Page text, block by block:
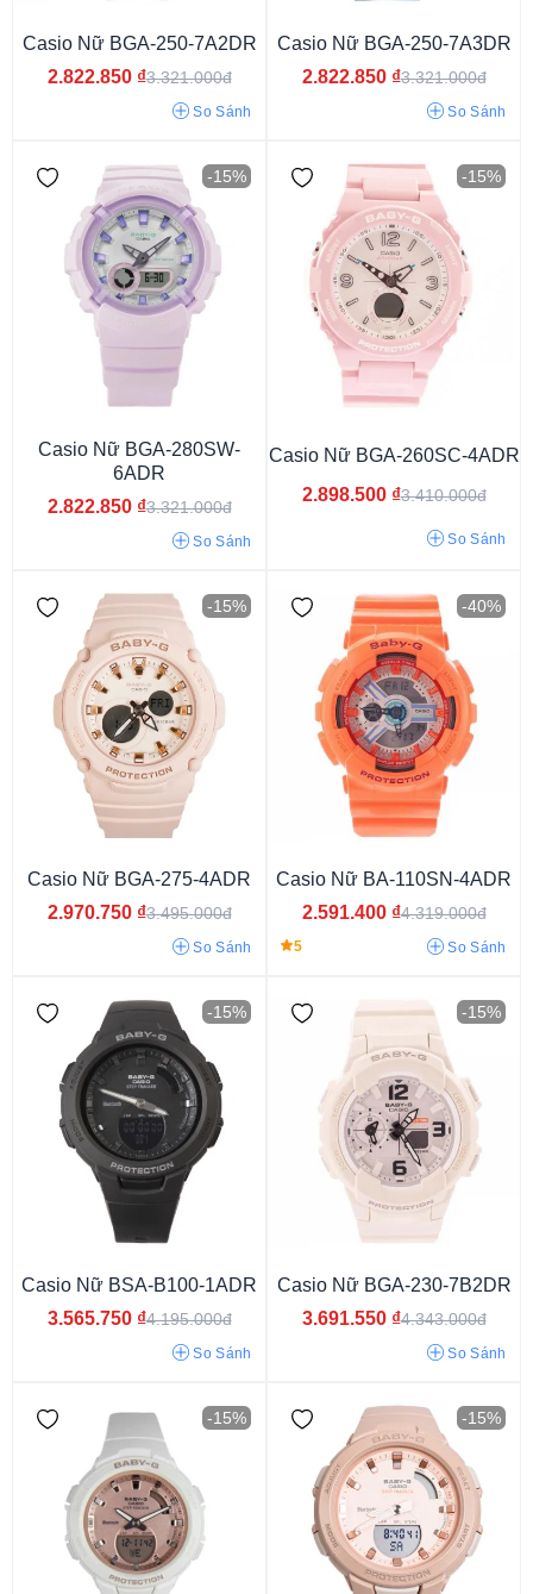
Casio Baby-G
10atm 20atm
Kim (Analog) Điện tử (Digital) Kim - điện tử
Năng lượng ánh sáng
Casio Nữ BGA-250-7A2DR
2.822.850 ₫3.321.000đ
So Sánh
Casio Nữ BGA-250-7A3DR
2.822.850 ₫3.321.000đ
So Sánh
-15%
Casio Nữ BGA-280SW-
6ADR
2.822.850 ₫3.321.000đ
So Sánh
-15%
Casio Nữ BGA-260SC-4ADR
2.898.500 ₫3.410.000đ
So Sánh
-15%
Casio Nữ BGA-275-4ADR
2.970.750 ₫3.495.000đ
So Sánh
-40%
Casio Nữ BA-110SN-4ADR
2.591.400 ₫4.319.000đ
5 So Sánh
-15%
Casio Nữ BSA-B100-1ADR
3.565.750 ₫4.195.000đ
So Sánh
-15%
Casio Nữ BGA-230-7B2DR
3.691.550 ₫4.343.000đ
So Sánh
-15% -15%